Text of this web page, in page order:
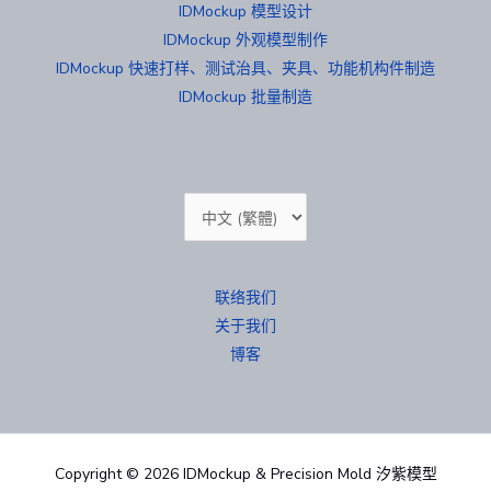
IDMockup 模型设计
IDMockup 外观模型制作
IDMockup 快速打样、测试治具、夹具、功能机构件制造
IDMockup 批量制造
择
联络我们
关于我们
博客
Copyright © 2026 IDMockup & Precision Mold 汐紫模型